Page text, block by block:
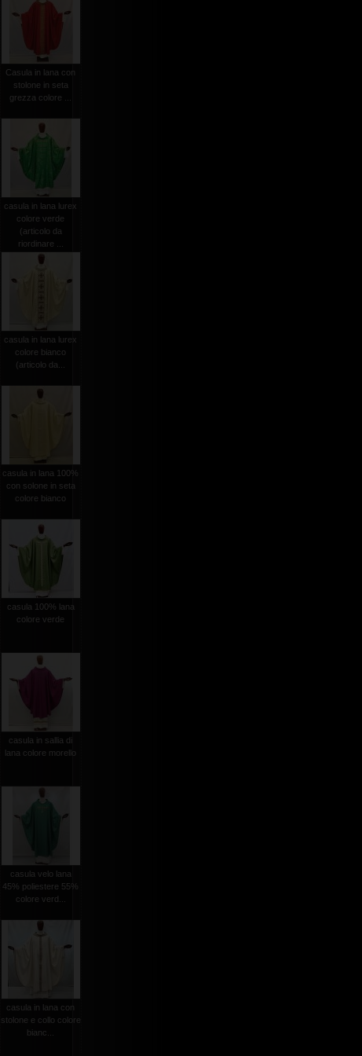
Casula in lana con
stolone in seta
grezza colore ...
casula in lana lurex
colore verde
(articolo da
riordinare ...
casula in lana lurex
colore bianco
(articolo da...
casula in lana 100%
con solone in seta
colore bianco
casula 100% lana
colore verde
casula in sallia di
lana colore morello
casula velo lana
45% poliestere 55%
colore verd...
casula in lana con
stolone e collo colore
bianc...